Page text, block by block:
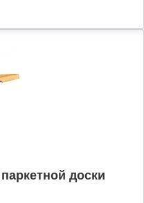
доски